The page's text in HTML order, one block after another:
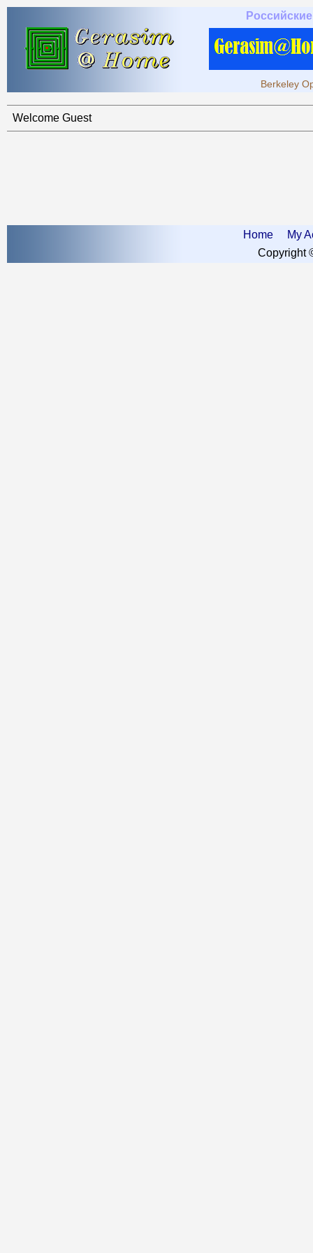
Berkeley
Welcome Guest
Home
My
Copyright